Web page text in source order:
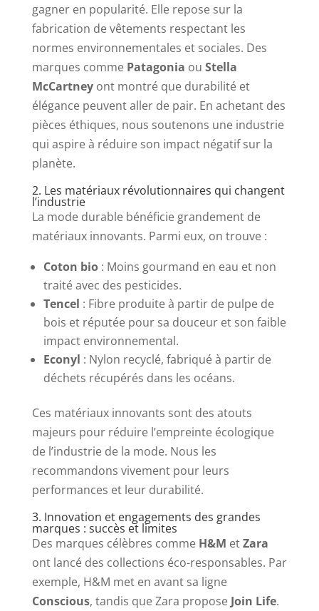
gagner en popularité. Elle repose sur la
fabrication de vêtements respectant les
normes environnementales et sociales. Des
marques comme Patagonia ou Stella
McCartneyont montré que durabilité et
élégance peuvent aller de pair. En achetant des
pièces éthiques, nous soutenons une industrie
qui aspire à réduire son impact négatif sur la
planète.
2. Les matériaux révolutionnaires qui changent
l’industrie
La mode durable bénéficie grandement de
matériaux innovants. Parmi eux, on trouve :
Coton bio: Moins gourmand en eau et non
traité avec des pesticides.
Tencel : Fibre produite à partir de pulpe de
bois et réputée pour sa douceur et son faible
impact environnemental.
Econyl : Nylon recyclé, fabriqué à partir de
déchets récupérés dans les océans.
Ces matériaux innovants sont des atouts
majeurs pour réduire l’empreinte écologique
de l’industrie de la mode. Nous les
recommandons vivement pour leurs
performances et leur durabilité.
3. Innovation et engagements des grandes
marques : succès et limites
Des marques célèbres comme H&M etZara
ont lancé des collections éco-responsables. Par
exemple, H&M met en avant sa ligne
Conscious, tandis que Zara propose Join Life.